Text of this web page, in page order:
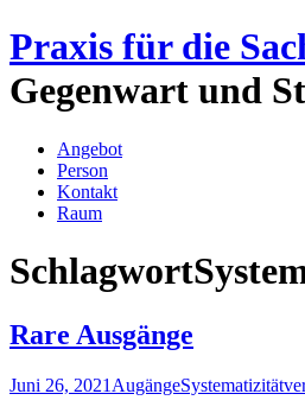
Zum
Inhalt
springen
Praxis für die
Gegenwart und
Angebot
Person
Kontakt
Raum
Schlagwort
Rare Ausgänge
Juni 26, 2021 AugängeSystematizität